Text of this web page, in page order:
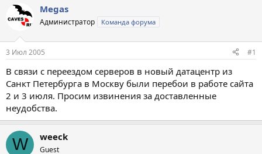
т
о
т
е
м
ы
т
а
н
а
л
Megas
Администратор Команда форума
3 Июл 2005 #1
В связи с переездом серверов в новый датацентр из
Санкт Петербурга в Москву были перебои в работе сайта
2 и 3 июля. Просим извинения за доставленные
неудобства.
W weeck
Guest